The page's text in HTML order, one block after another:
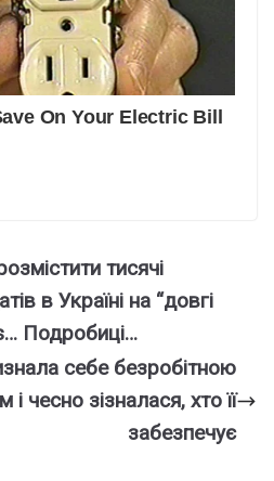
тисячі
в Україні на “довгі
Подробиці…
себе безробітною
чесно зізналася, хто її
забезпечує